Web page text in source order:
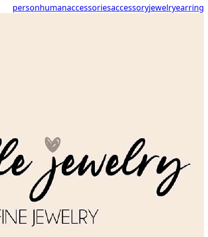
personhumanaccessoriesaccessoryjewelryearring